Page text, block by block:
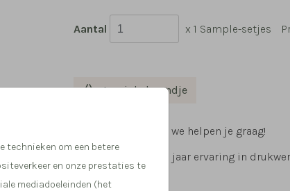
technieken om een betere
en onze prestaties te
mediadoeleinden (het
Aantal x 1 Sample-setjes
In winkelmandje
Hulp nodig, we helpen je graag!
Meer dan 15 jaar ervaring in